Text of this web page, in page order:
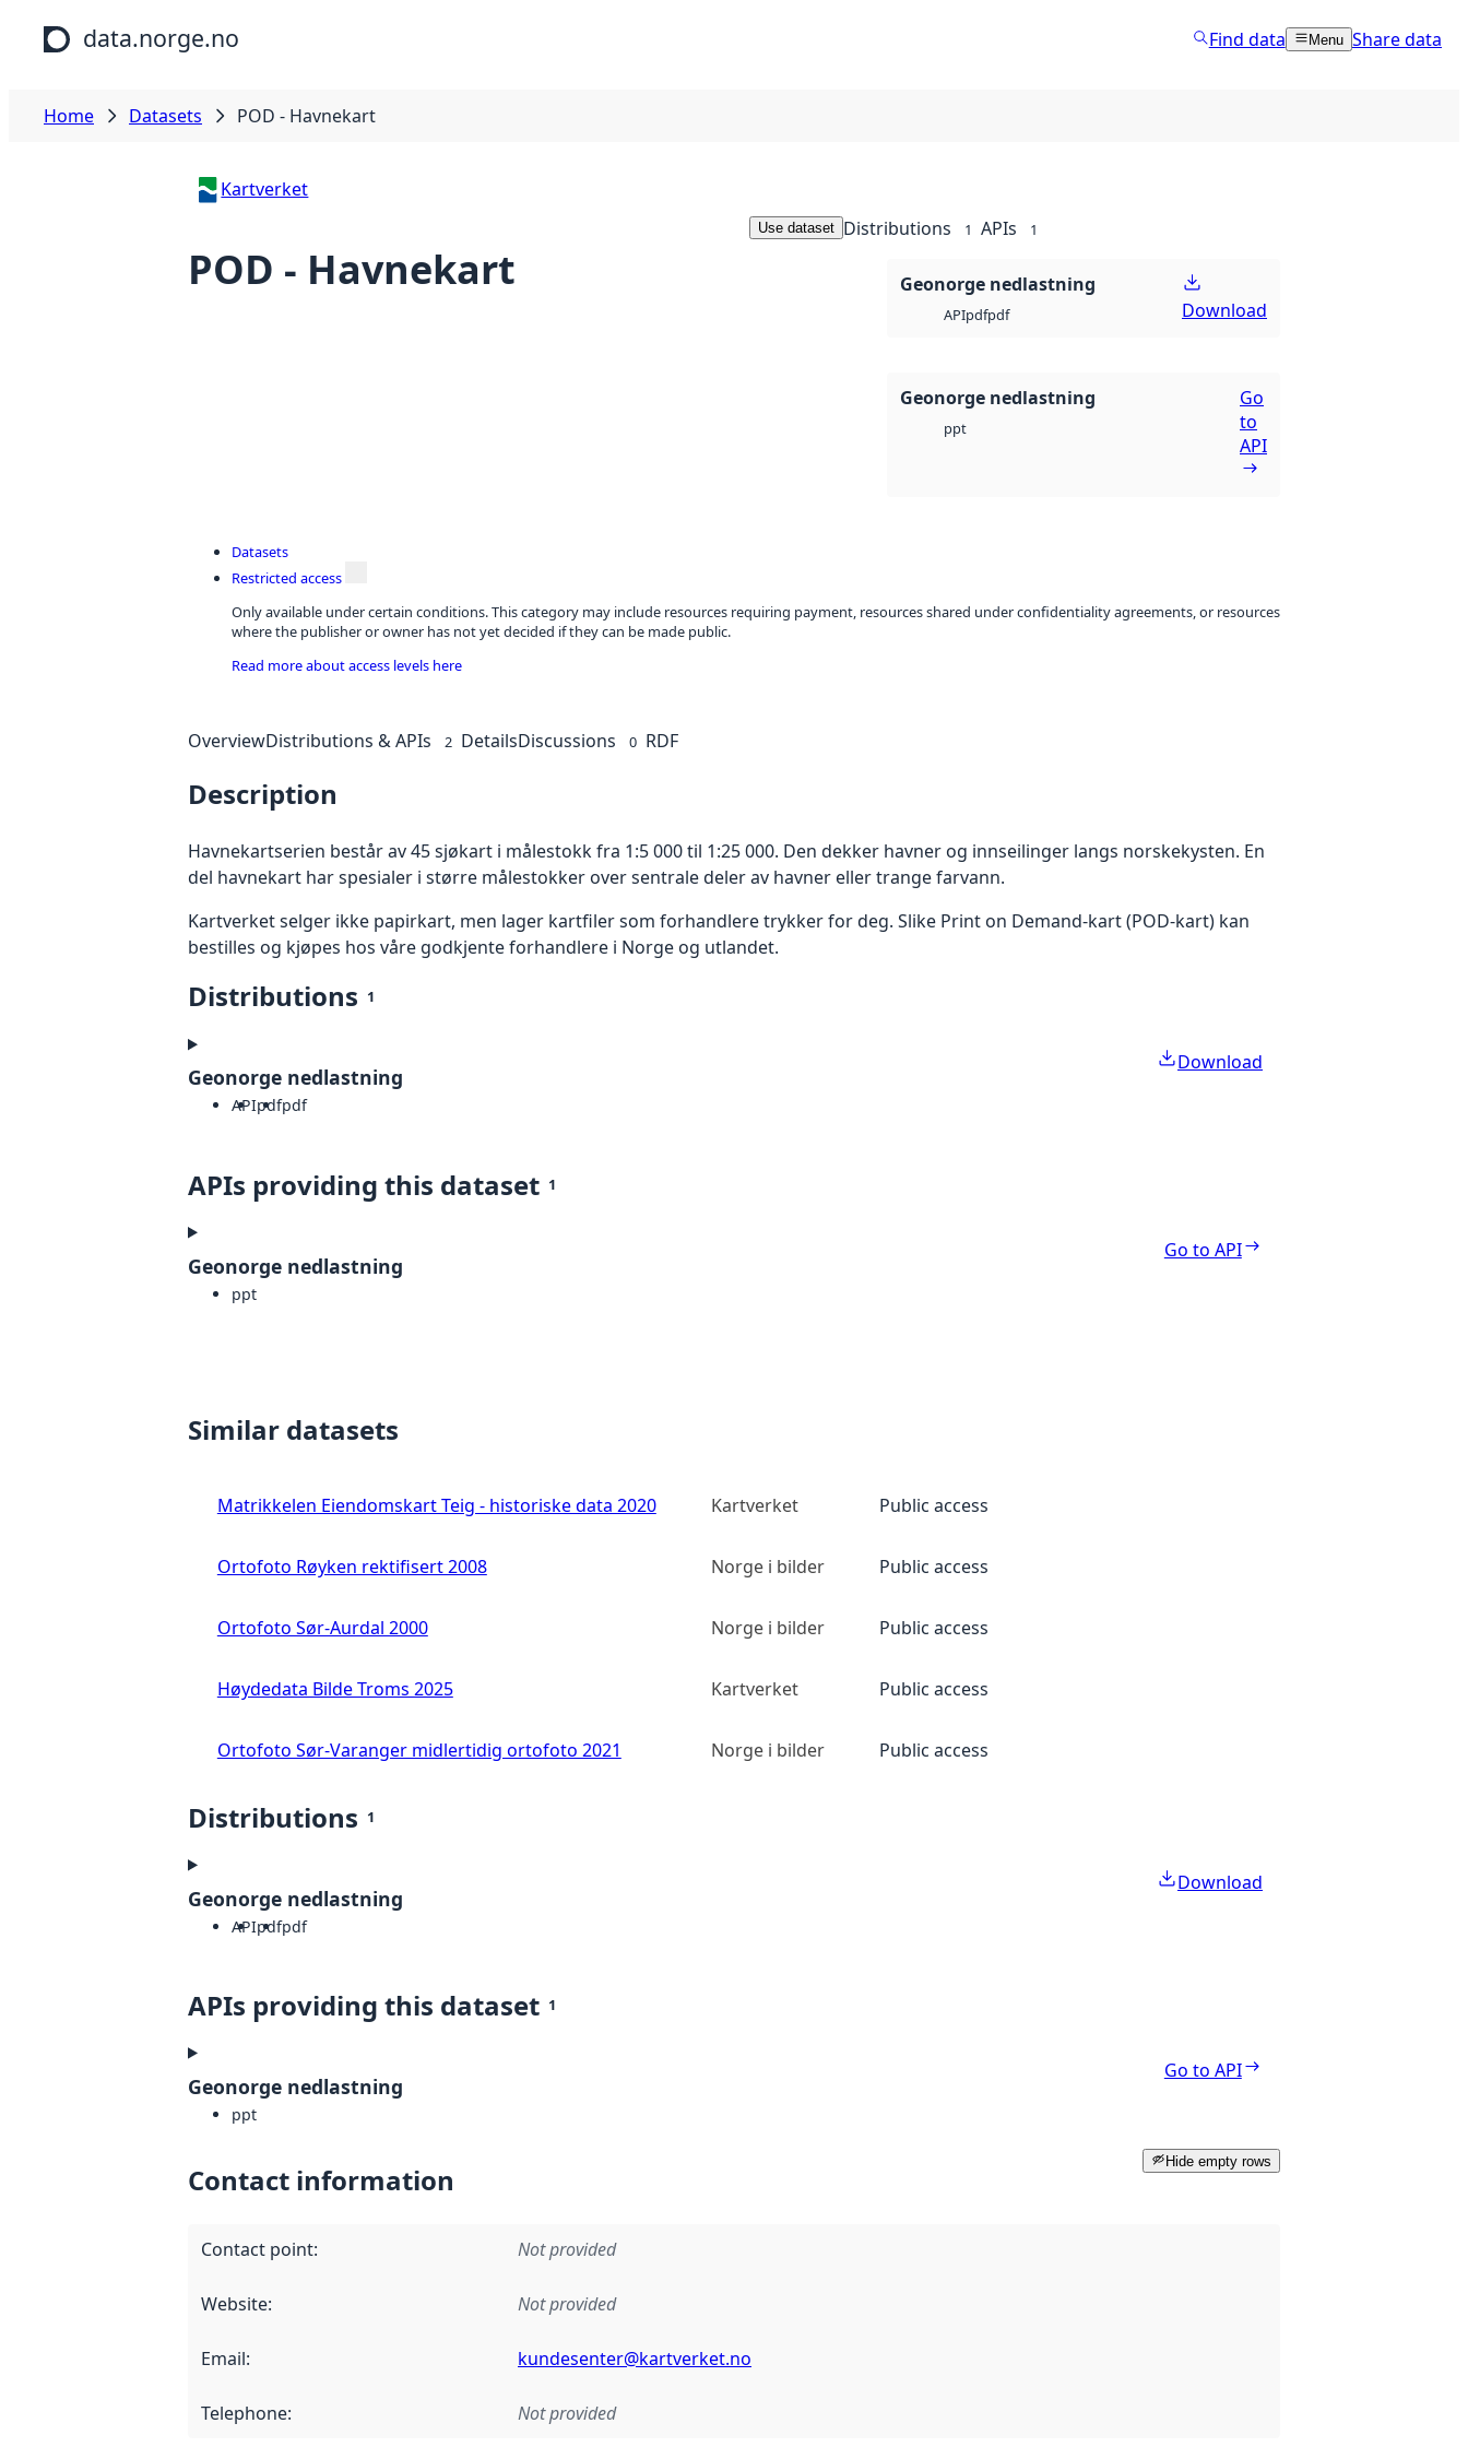
Skip to main content
data.norge.no Find data Menu Share data
Home Datasets POD - Havnekart
Kartverket
POD - Havnekart
Use dataset Distributions 1 APIs 1
Geonorge nedlastning
APIpdfpdf Download
Geonorge nedlastning
ppt
Go
to
API
Datasets
Restricted access
Only available under certain conditions. This category may include resources requiring payment, resources shared under confidentiality agreements, or resources
where the publisher or owner has not yet decided if they can be made public.
Read more about access levels here
OverviewDistributions & APIs 2 DetailsDiscussions 0 RDF
Description
Havnekartserien består av 45 sjøkart i målestokk fra 1:5 000 til 1:25 000. Den dekker havner og innseilinger langs norskekysten. En
del havnekart har spesialer i større målestokker over sentrale deler av havner eller trange farvann.
Kartverket selger ikke papirkart, men lager kartfiler som forhandlere trykker for deg. Slike Print on Demand-kart (POD-kart) kan
bestilles og kjøpes hos våre godkjente forhandlere i Norge og utlandet.
Distributions 1
Geonorge nedlastning
APIpdfpdf
Download
APIs providing this dataset 1
Geonorge nedlastning
ppt
Go to API
Similar datasets
Matrikkelen Eiendomskart Teig - historiske data 2020 Kartverket Public access
Ortofoto Røyken rektifisert 2008 Norge i bilder Public access
Ortofoto Sør-Aurdal 2000 Norge i bilder Public access
Høydedata Bilde Troms 2025 Kartverket Public access
Ortofoto Sør-Varanger midlertidig ortofoto 2021 Norge i bilder Public access
Distributions 1
Geonorge nedlastning
APIpdfpdf
Download
APIs providing this dataset 1
Geonorge nedlastning
ppt
Go to API
Hide empty rows
Contact information
Contact point: Not provided
Website: Not provided
Email: kundesenter@kartverket.no
Telephone: Not provided